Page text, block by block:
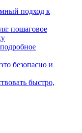
подход к
пошаговое
безопасно и
быстро,